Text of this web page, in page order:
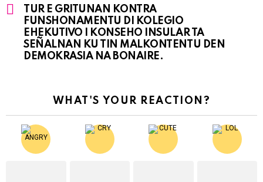
TUR E GRITUNAN KONTRA
FUNSHONAMENTU DI KOLEGIO
EHEKUTIVO I KONSEHO INSULAR TA
SEÑALNAN KU TIN MALKONTENTU DEN
DEMOKRASIA NA BONAIRE.
WHAT'S YOUR REACTION?